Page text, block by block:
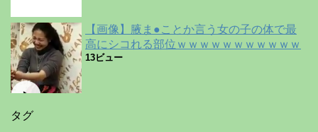
【画像】腋ま●ことか言う女の子の体で最
高にシコれる部位ｗｗｗｗｗｗｗｗｗｗｗ
13ビュー
タグ